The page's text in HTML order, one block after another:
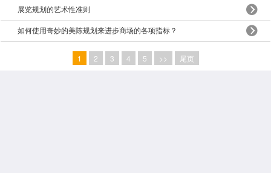
展览规划的艺术性准则
如何使用奇妙的美陈规划来进步商场的各项指标？
1 2 3 4 5 >> 尾页